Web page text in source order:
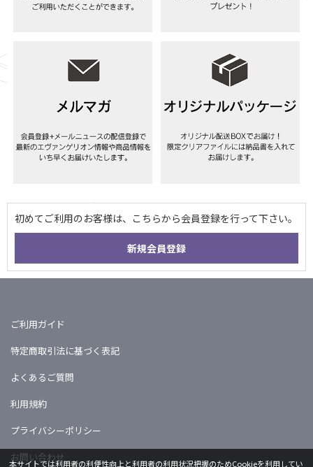
ご利用ガイド
特定商取引法に基づく表記
よくあるご質問
利用規約
プライバシーポリシー
お問い合わせ
本サイトでは利用者の利便性向上と利用者の利用状況把握のためCookieを利用してい